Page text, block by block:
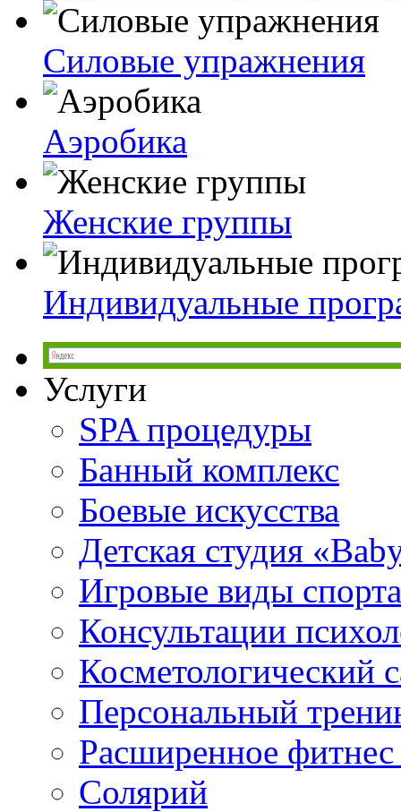
Силовые упражнения
Аэробика
Женские группы
Индивидуальные
Услуги
SPA процедуры
Банный комплекс
Боевые искусства
Детская студия
Игровые виды спорта
Консультации
Косметологический
Персональный
Расширенное фитнес
Солярий